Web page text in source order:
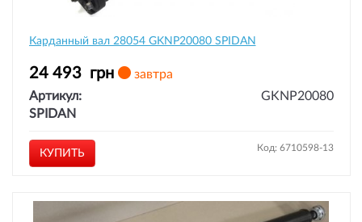
Карданный вал 28054 GKNP20080 SPIDAN
24 493 грн
завтра
Артикул:
GKNP20080
SPIDAN
КУПИТЬ Код: 6710598-13